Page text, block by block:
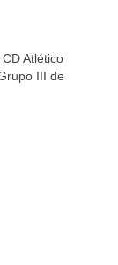
Atlético
III de